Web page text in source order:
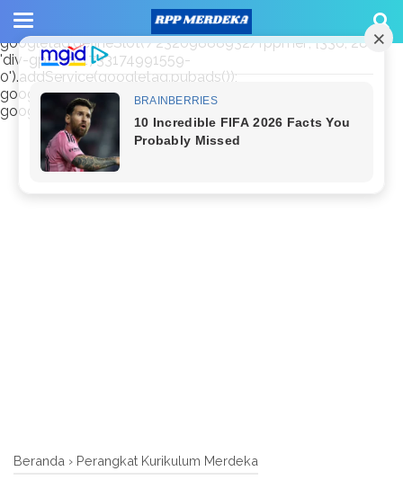
window.googletag = window.googletag || {cmd: []};
googletag.cmd.push(function() {
googletag.defineSlot('/23209888932/rppmer', [336, 280],
'div-gpt-ad-1733174991559-
0').addService(googletag.pubads());
googletag.pubads().enableSingleRequest();
googletag.enableServices(); });
Beranda › Perangkat Kurikulum Merdeka